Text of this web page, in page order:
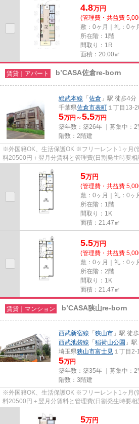
4.8万円
(管理費・共益費
敷：0ヶ月｜礼：0ヶ
所在階：1階
間取り：1R
面積：20.00㎡
賃貸｜アパート b’CASA佐倉re-born
総武本線 「 佐倉 」駅 徒歩4分
千葉県佐倉市表町 １丁目13-
5万円～5.5万円
築年数：築26年 ｜募集中： 2
階数：2階建
※外国籍OK、生活保護OK ※フリーレント1ヶ月(
料20500円＋翌月分賃料と管理費(日割発生時要
5万円
(管理費・共益費
敷：0ヶ月｜礼：0ヶ
所在階：1階
間取り：1K
面積：21.47㎡
5.5万円
(管理費・共益費
敷：0ヶ月｜礼：0ヶ
所在階：2階
間取り：1K
面積：21.47㎡
賃貸｜マンション b’CASA狭山re-born
西武新宿線 「 狭山市 」駅 徒
西武池袋線 「 稲荷山公園 」
埼玉県狭山市富士見 １丁目2-
5万円
築年数：築35年 ｜募集中： 2
階数：3階建
※外国籍OK、生活保護OK ※フリーレント1ヶ月(
料20500円＋翌月分賃料と管理費(日割発生時要
5万円